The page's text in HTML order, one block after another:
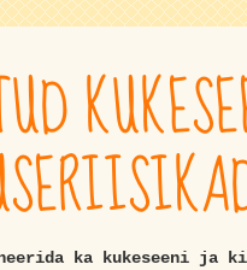
ka kukeseeni ja